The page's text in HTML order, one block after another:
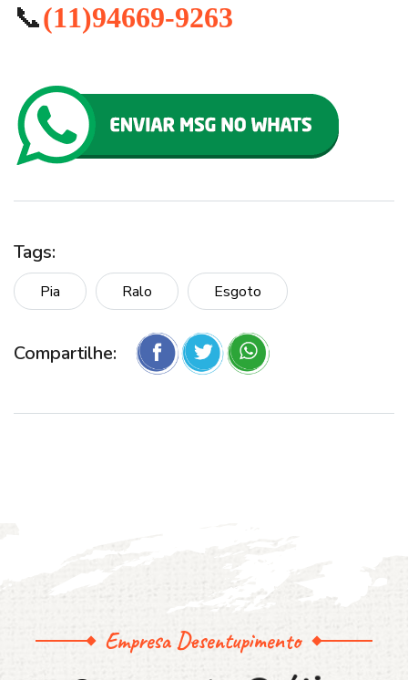
📞(11)94669-9263
Tags:
Pia Ralo Esgoto
Compartilhe:
Empresa Desentupimento